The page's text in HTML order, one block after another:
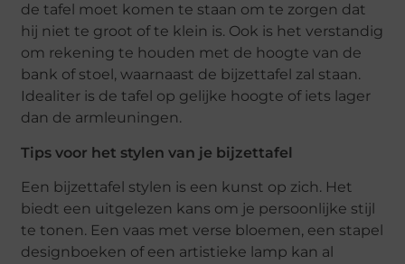
de tafel moet komen te staan om te zorgen dat
hij niet te groot of te klein is. Ook is het verstandig
om rekening te houden met de hoogte van de
bank of stoel, waarnaast de bijzettafel zal staan.
Idealiter is de tafel op gelijke hoogte of iets lager
dan de armleuningen.
Tips voor het stylen van je bijzettafel
Een bijzettafel stylen is een kunst op zich. Het
biedt een uitgelezen kans om je persoonlijke stijl
te tonen. Een vaas met verse bloemen, een stapel
designboeken of een artistieke lamp kan al